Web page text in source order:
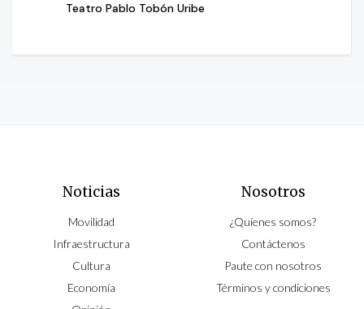
Teatro Pablo Tobón Uribe
Noticias
Movilidad
Infraestructura
Cultura
Economía
Nosotros
¿Quíenes somos?
Contáctenos
Paute con nosotros
Términos y condiciones